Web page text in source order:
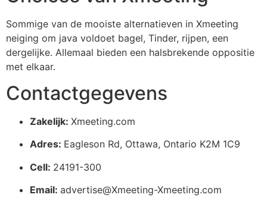
Sommige van de mooiste alternatieven in Xmeeting
neiging om java voldoet bagel, Tinder, rijpen, een
dergelijke. Allemaal bieden een halsbrekende oppositie
met elkaar.
Contactgegevens
Zakelijk: Xmeeting.com
Adres: Eagleson Rd, Ottawa, Ontario K2M 1C9
Cell: 24191-300
Email: advertise@Xmeeting-Xmeeting.com